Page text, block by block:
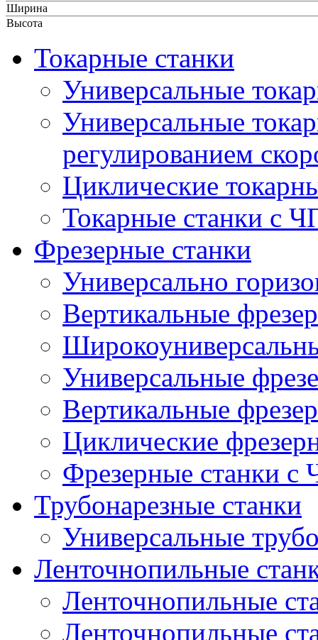
Ширина
Высота
Токарные станки
Универсальные
Универсальные
регулированием
Циклические
Токарные станки с
Фрезерные станки
Универсально
Вертикальные
Универсальные
Вертикальные
Циклические
Фрезерные станки
Трубонарезные станки
Универсальные
Ленточнопильные
Ленточнопильные
Ленточнопильные